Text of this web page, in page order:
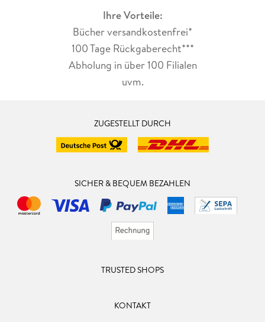
Ihre Vorteile:
Bücher versandkostenfrei*
100 Tage Rückgaberecht***
Abholung in über 100 Filialen
uvm.
ZUGESTELLT DURCH
SICHER & BEQUEM BEZAHLEN
TRUSTED SHOPS
KONTAKT